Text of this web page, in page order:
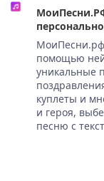
помощью
уникальные
куплеты и
и героя,
песню с